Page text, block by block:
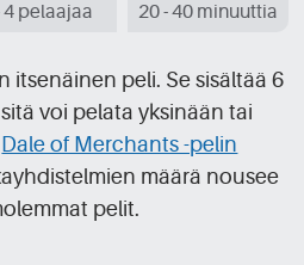
4 pelaajaa 20 - 40 minuuttia
itsenäinen peli. Se sisältää 6
voi pelata yksinään tai
Dale of Merchants -pelin
määrä nousee
pelit.